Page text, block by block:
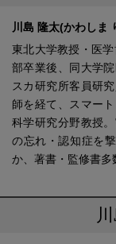
川島 隆太(かわしま
東北大学教授・医
部卒業後、同大学
スカ研究所客員研
師を経て、スマー
科学研究分野教授
の忘れ・認知症を
か、著書・監修書多